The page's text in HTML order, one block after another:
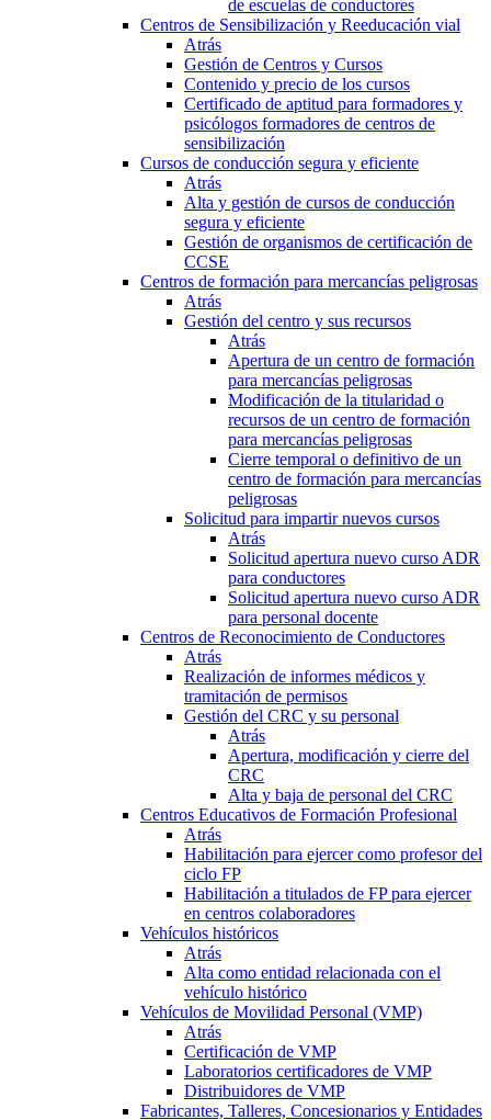
de escuelas de conductores
Centros de Sensibilización y Reeducación vial
Atrás
Gestión de Centros y Cursos
Contenido y precio de los cursos
Certificado de aptitud para formadores y
psicólogos formadores de centros de
sensibilización
Cursos de conducción segura y eficiente
Atrás
Alta y gestión de cursos de conducción
segura y eficiente
Gestión de organismos de certificación de
CCSE
Centros de formación para mercancías peligrosas
Atrás
Gestión del centro y sus recursos
Atrás
Apertura de un centro de formación
para mercancías peligrosas
Modificación de la titularidad o
recursos de un centro de formación
para mercancías peligrosas
Cierre temporal o definitivo de un
centro de formación para mercancías
peligrosas
Solicitud para impartir nuevos cursos
Atrás
Solicitud apertura nuevo curso ADR
para conductores
Solicitud apertura nuevo curso ADR
para personal docente
Centros de Reconocimiento de Conductores
Atrás
Realización de informes médicos y
tramitación de permisos
Gestión del CRC y su personal
Atrás
Apertura, modificación y cierre del
CRC
Alta y baja de personal del CRC
Centros Educativos de Formación Profesional
Atrás
Habilitación para ejercer como profesor del
ciclo FP
Habilitación a titulados de FP para ejercer
en centros colaboradores
Vehículos históricos
Atrás
Alta como entidad relacionada con el
vehículo histórico
Vehículos de Movilidad Personal (VMP)
Atrás
Certificación de VMP
Laboratorios certificadores de VMP
Distribuidores de VMP
Fabricantes, Talleres, Concesionarios y Entidades